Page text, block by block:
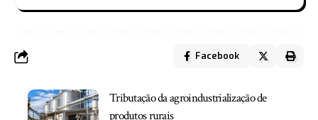
Facebook
Tributação da agroindustrialização de
produtos rurais